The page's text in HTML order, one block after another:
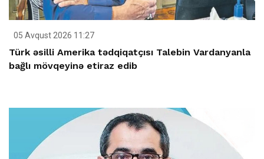
05 Avqust 2026 11:27
Türk əsilli Amerika tədqiqatçısı Talebin Vardanyanla
bağlı mövqeyinə etiraz edib